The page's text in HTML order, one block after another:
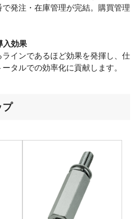
発注・在庫管理が完結。購買管理
入効果
インであるほど効果を発揮し、仕
タルでの効率化に貢献します。
プ